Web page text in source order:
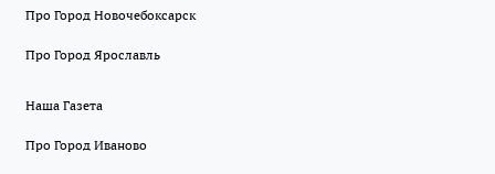
Про Город Новочебоксарск
Про Город Ярославль
Наша Газета
Про Город Иваново